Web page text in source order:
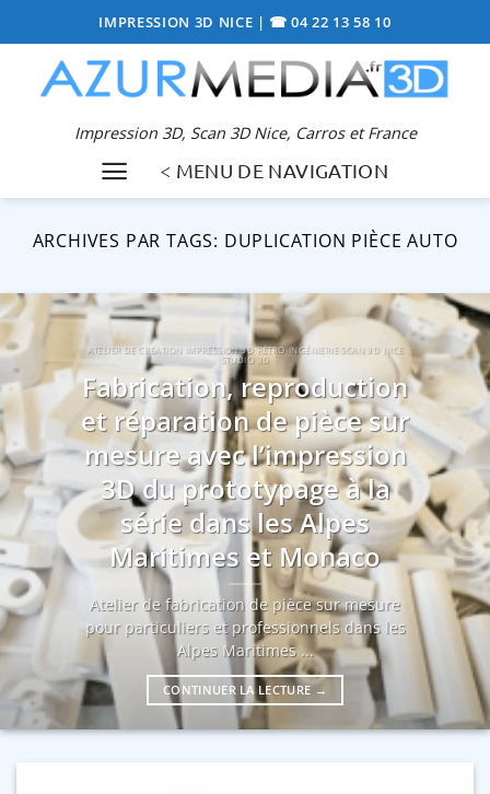
au
contenu
IMPRESSION 3D NICE | ☎ 04 22 13 58 10
Impression 3D, Scan 3D Nice, Carros et France
< MENU DE NAVIGATION
ARCHIVES PAR TAGS: DUPLICATION PIÈCE AUTO
ATELIER DE CRÉATION IMPRESSION 3D RÉTRO-INGÉNIERIE SCAN 3D NICE
STUDIO 3D
Fabrication, reproduction
et réparation de pièce sur
mesure avec l’impression
3D du prototypage à la
série dans les Alpes
Maritimes et Monaco
Atelier de fabrication de pièce sur mesure
pour particuliers et professionnels dans les
Alpes Maritimes ...
CONTINUER LA LECTURE →